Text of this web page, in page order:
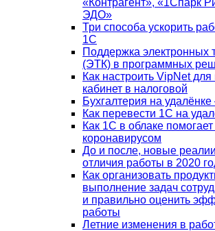
ЭДО»
Три способа ускорить
1С
Поддержка электронных
(ЭТК) в программных
Как настроить VipNet
кабинет в налоговой
Бухгалтерия на
Как перевести 1С на
Как 1С в облаке
коронавирусом
До и после, новые
отличия работы в 2020
Как организовать
выполнение задач
и правильно оценить
работы
Летние изменения в